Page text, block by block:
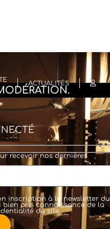
ACTUALITÉS
recevoir nos dernières
inscription à la newsletter du
bien pris connaissance de la
du site